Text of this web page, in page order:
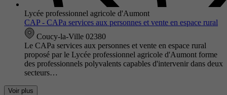
Lycée professionnel agricole d'Aumont
CAP - CAPa services aux personnes et vente en espace rural
Coucy-la-Ville 02380
Le CAPa services aux personnes et vente en espace rural
proposé par le Lycée professionnel agricole d'Aumont forme
des professionnels polyvalents capables d'intervenir dans deux
secteurs…
Voir plus